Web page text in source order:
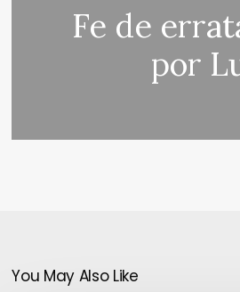
Fe de
por
You May Also Like